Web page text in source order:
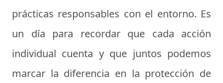
prácticas responsables con el entorno. Es
un día para recordar que cada acción
individual cuenta y que juntos podemos
marcar la diferencia en la protección de